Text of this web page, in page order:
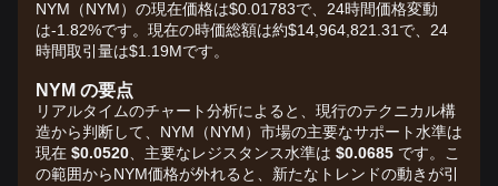
NYM（NYM）の現在価格は$0.01783で、24時間価格変動
は-1.82%です。現在の時価総額は約$14,964,821.31で、24
時間取引量は$1.19Mです。
NYM の要点
リアルタイムのチャート分析によると、現行のテクニカル構
造から判断して、NYM（NYM）市場の主要なサポート水準は
現在 $0.0520 、主要なレジスタンス水準は $0.0685 です。こ
の範囲からNYM価格が外れると、新たなトレンドの動きが引